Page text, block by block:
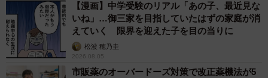
【漫画】中学受験のリアル「あの子、最近見な
いね」…御三家を目指していたはずの家庭が消
えていく 限界を迎えた子を目の当りに
松波 穂乃圭
2026.08.05
市販薬のオーバードーズ対策で改正薬機法が5